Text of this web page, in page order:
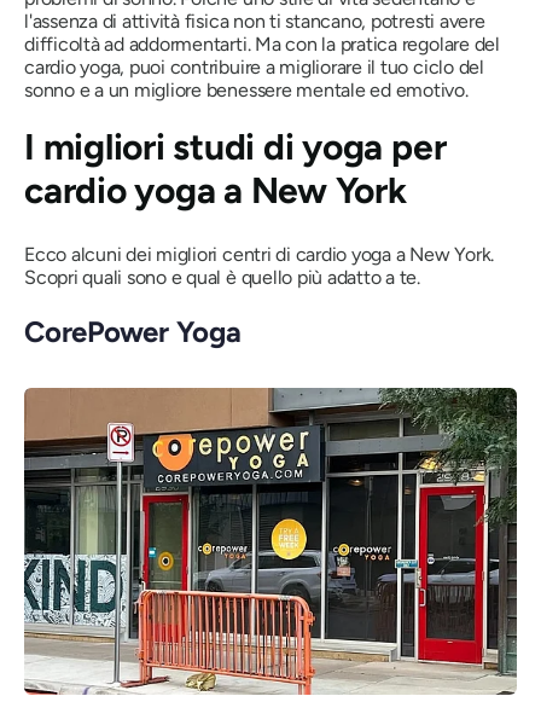
l'assenza di attività fisica non ti stancano, potresti avere
difficoltà ad addormentarti. Ma con la pratica regolare del
cardio yoga, puoi contribuire a migliorare il tuo ciclo del
sonno e a un migliore benessere mentale ed emotivo.
I migliori studi di yoga per
cardio yoga a New York
Ecco alcuni dei migliori centri di cardio yoga a New York.
Scopri quali sono e qual è quello più adatto a te.
CorePower Yoga